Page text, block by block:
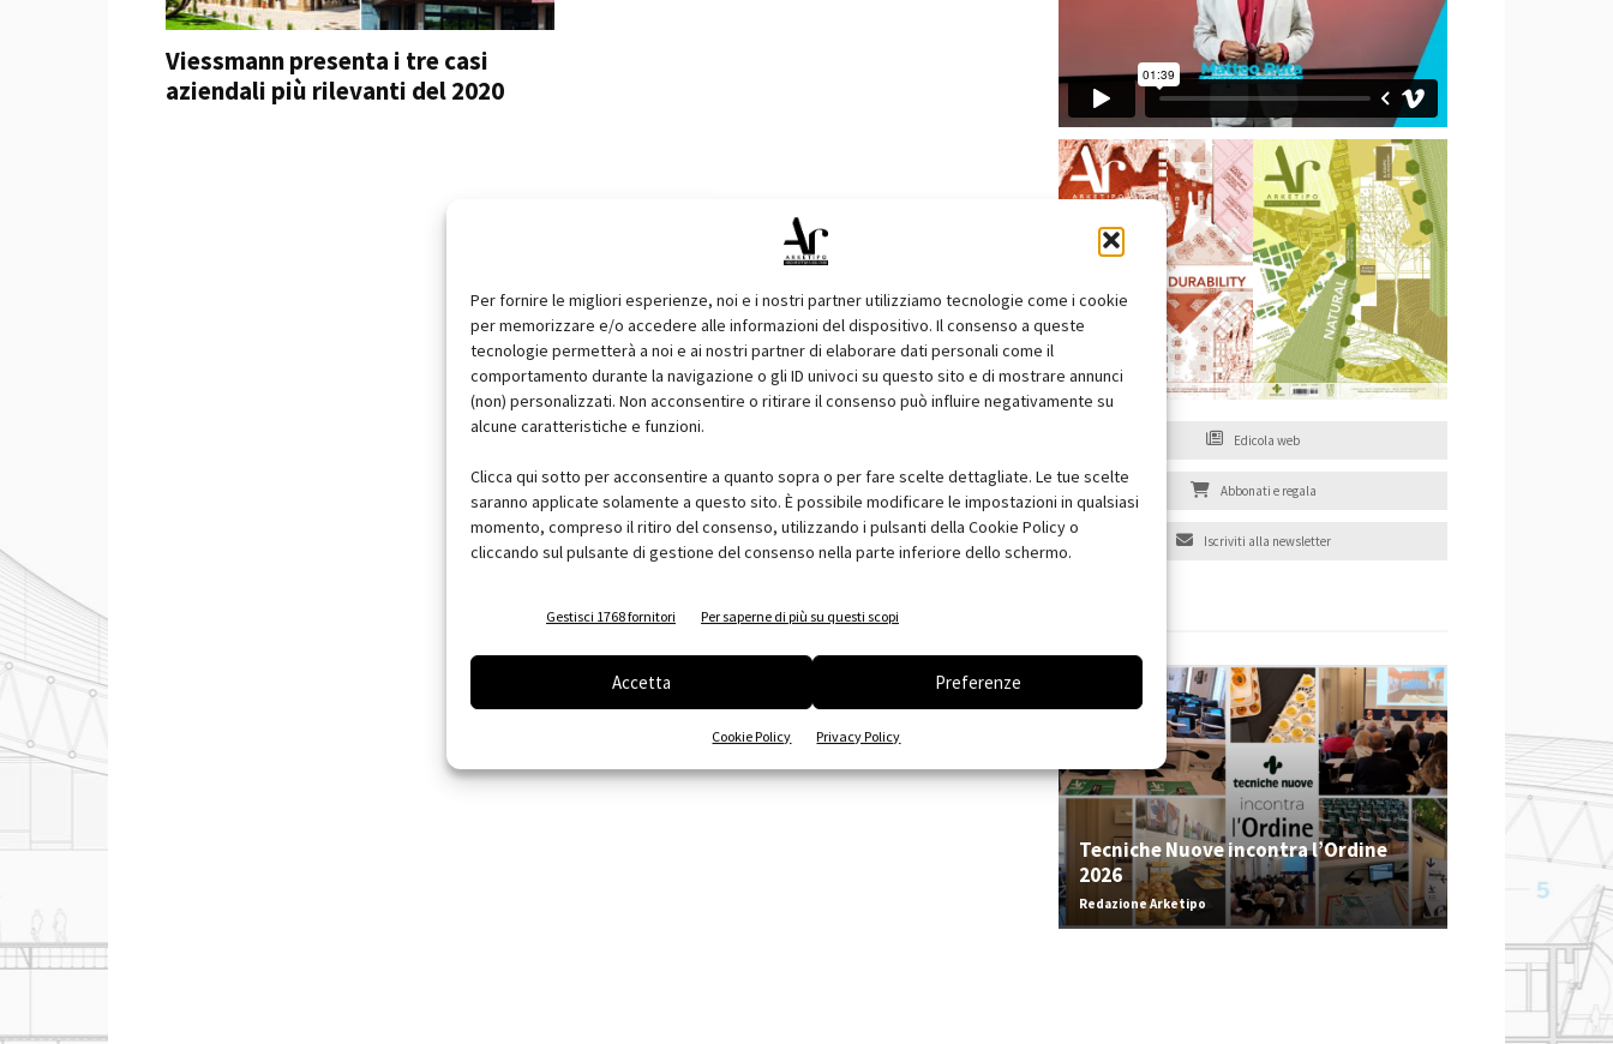
Per fornire le migliori esperienze, noi e i nostri partner utilizziamo tecnologie come i cookie
per memorizzare e/o accedere alle informazioni del dispositivo. Il consenso a queste
tecnologie permetterà a noi e ai nostri partner di elaborare dati personali come il
comportamento durante la navigazione o gli ID univoci su questo sito e di mostrare annunci
(non) personalizzati. Non acconsentire o ritirare il consenso può influire negativamente su
alcune caratteristiche e funzioni.
Clicca qui sotto per acconsentire a quanto sopra o per fare scelte dettagliate. Le tue scelte
saranno applicate solamente a questo sito. È possibile modificare le impostazioni in qualsiasi
momento, compreso il ritiro del consenso, utilizzando i pulsanti della Cookie Policy o
cliccando sul pulsante di gestione del consenso nella parte inferiore dello schermo.
Gestisci 1768 fornitori Per saperne di più su questi scopi
Accetta Preferenze
Cookie Policy Privacy Policy
Viessmann presenta i tre casi
aziendali più rilevanti del 2020
Edicola web
Abbonati e regala
Iscriviti alla newsletter
Tecniche Nuove incontra l’Ordine
2026
Redazione Arketipo